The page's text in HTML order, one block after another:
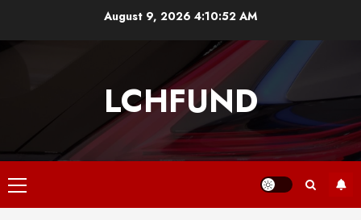
August 9, 2026 4:10:53 AM
LCHFUND
Primary
Menu